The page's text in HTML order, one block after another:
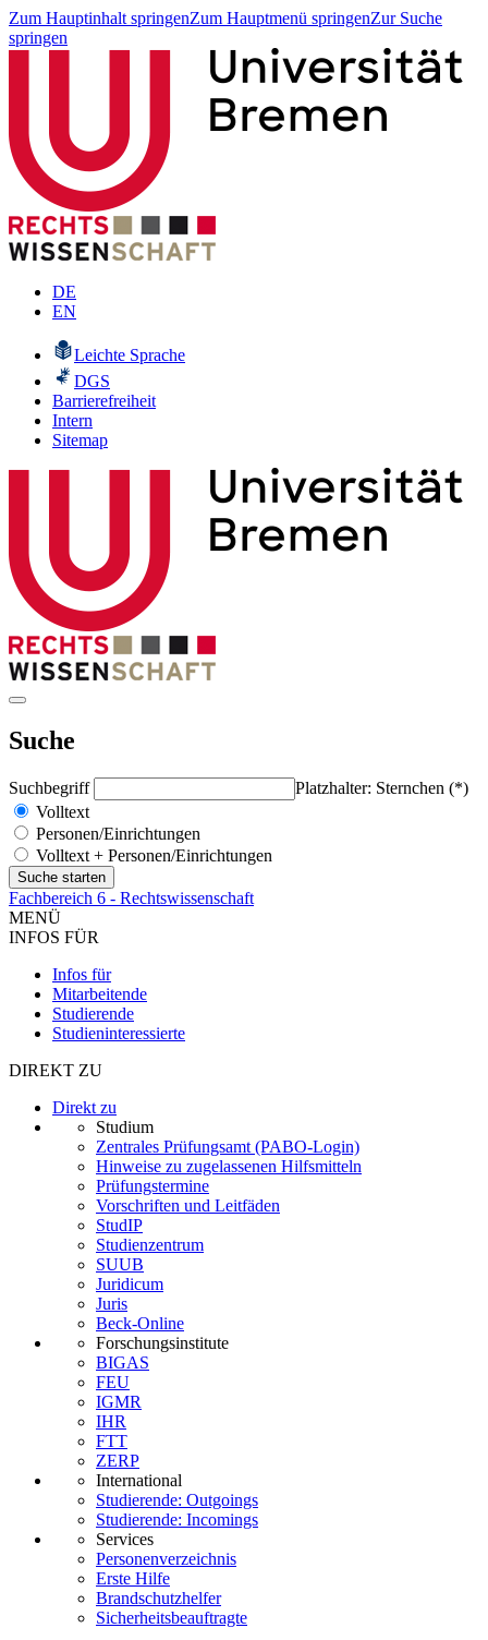
Zum Hauptinhalt springenZum Hauptmenü springenZur Suche
springen
DE
EN
Leichte Sprache
DGS
Barrierefreiheit
Intern
Sitemap
Suche
Suchbegriff
Platzhalter: Sternchen (*)
Volltext
Personen/Einrichtungen
Volltext + Personen/Einrichtungen
Fachbereich 6 - Rechtswissenschaft
MENÜ
INFOS FÜR
Infos für
Mitarbeitende
Studierende
Studieninteressierte
DIREKT ZU
Direkt zu
Studium
Zentrales Prüfungsamt (PABO-Login)
Hinweise zu zugelassenen Hilfsmitteln
Prüfungstermine
Vorschriften und Leitfäden
StudIP
Studienzentrum
SUUB
Juridicum
Juris
Beck-Online
Forschungsinstitute
BIGAS
FEU
IGMR
IHR
FTT
ZERP
International
Studierende: Outgoings
Studierende: Incomings
Services
Personenverzeichnis
Erste Hilfe
Brandschutzhelfer
Sicherheitsbeauftragte